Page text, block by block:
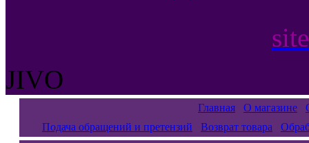
JIVO
Главная О магазине
Подача обращений и претензий
Возврат товара